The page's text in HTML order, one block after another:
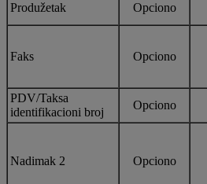
Produžetak Opciono
Faks Opciono
PDV/Taksa
identifikacioni broj
Opciono
Nadimak 2 Opciono